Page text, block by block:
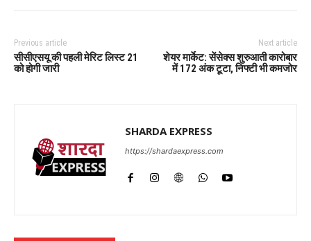
Previous article
सीसीएसयू की पहली मेरिट लिस्ट 21
को होगी जारी
Next article
शेयर मार्केट: सेंसेक्स शुरुआती कारोबार
में 172 अंक टूटा, निफ्टी भी कमजोर
SHARDA EXPRESS
https://shardaexpress.com